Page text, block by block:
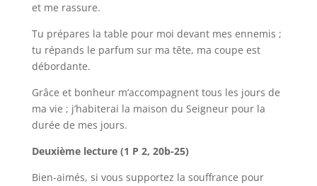
et me rassure.
Tu prépares la table pour moi devant mes ennemis ;
tu répands le parfum sur ma tête, ma coupe est
débordante.
Grâce et bonheur m’accompagnent tous les jours de
ma vie ; j’habiterai la maison du Seigneur pour la
durée de mes jours.
Deuxième lecture (1 P 2, 20b-25)
Bien-aimés, si vous supportez la souffrance pour